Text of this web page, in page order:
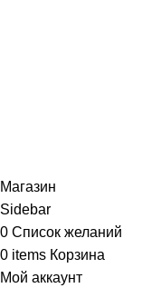
Магазин
Sidebar
0 Список желаний
0 items Корзина
Мой аккаунт